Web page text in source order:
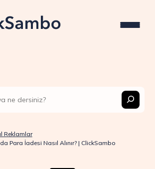
Reklamlar
Para İadesi Nasıl Alınır? | ClickSambo